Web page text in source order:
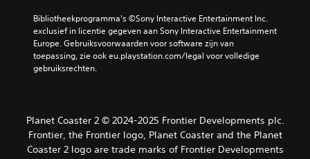
Bibliotheekprogramma's ©Sony Interactive Entertainment Inc.
exclusief in licentie gegeven aan Sony Interactive Entertainment
Europe. Gebruiksvoorwaarden voor software zijn van
toepassing, zie ook eu.playstation.com/legal voor volledige
gebruiksrechten.
Planet Coaster 2 © 2024-2025 Frontier Developments plc.
Frontier, the Frontier logo, Planet Coaster and the Planet
Coaster 2 logo are trade marks of Frontier Developments